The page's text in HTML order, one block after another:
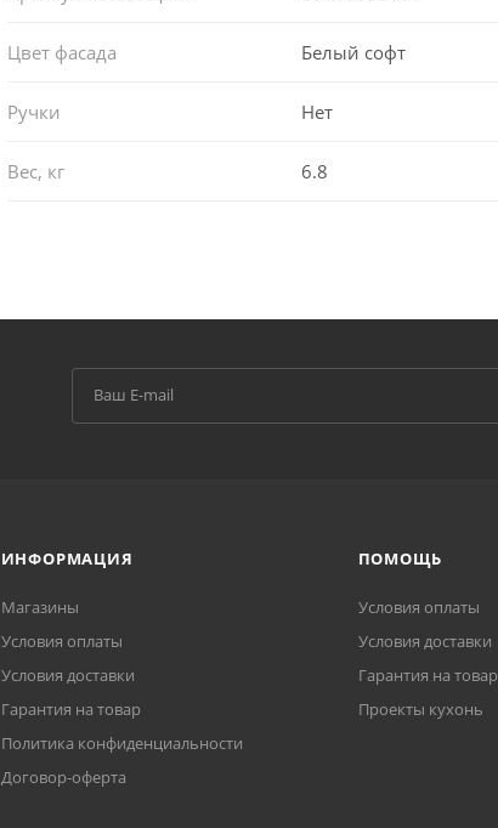
Цвет фасада Белый софт
Ручки Нет
Вес, кг 6.8
ИНФОРМАЦИЯ
Магазины
Условия оплаты
Условия доставки
Гарантия на товар
Политика конфиденциальности
Договор-оферта
ПОМОЩЬ
Условия оплаты
Условия доставки
Гарантия на товар
Проекты кухонь